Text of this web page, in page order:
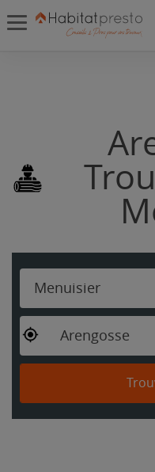
Menuisier
Arengosse